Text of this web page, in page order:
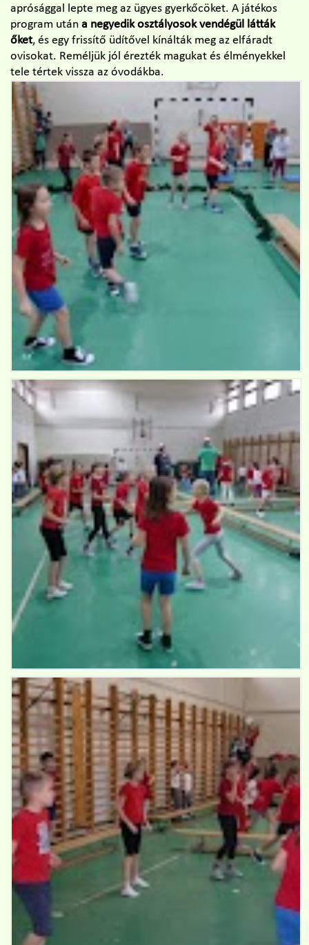
aprósággal lepte meg az ügyes gyerkőcöket. A játékos
program után a negyedik osztályosok vendégül látták
őket, és egy frissítő üdítővel kínálták meg az elfáradt
ovisokat. Reméljük jól érezték magukat és élményekkel
tele tértek vissza az óvodákba.